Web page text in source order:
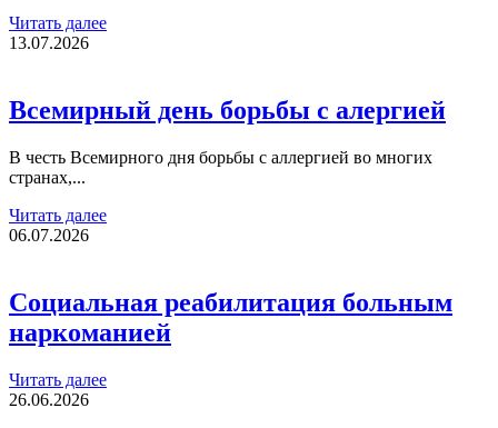
Читать далее
13.07.2026
Всемирный день борьбы с алергией
В честь Всемирного дня борьбы с аллергией во многих
странах,...
Читать далее
06.07.2026
Социальная реабилитация больным
наркоманией
Читать далее
26.06.2026